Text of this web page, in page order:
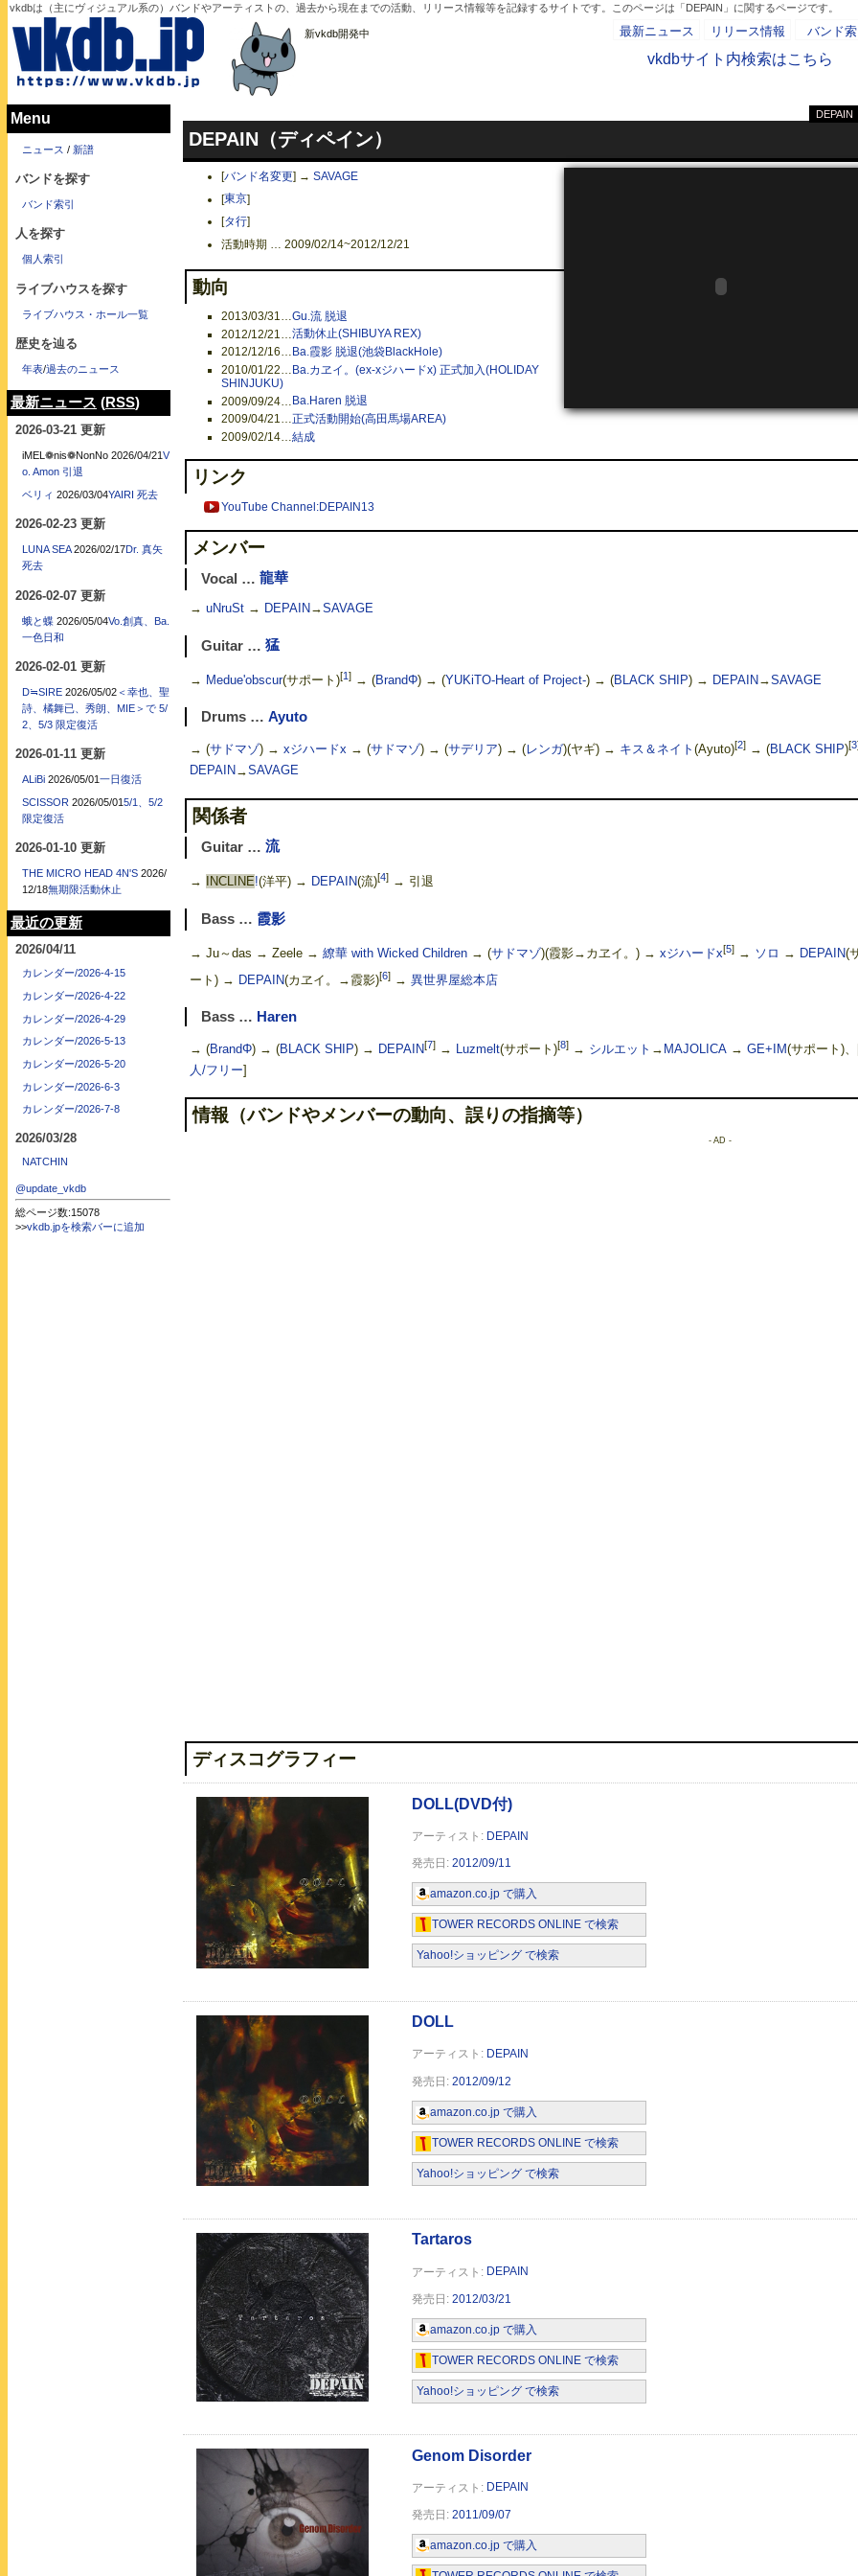
vkdbは（主にヴィジュアル系の）バンドやアーティストの、過去から現在までの活動、リリース情報等を記録するサイトです。このページは「DEPAIN」に関するページです。
新vkdb開発中 最新ニュース リリース情報 バンド索
vkdbサイト内検索はこちら
DEPAIN
DEPAIN（ディペイン）
[バンド名変更] → SAVAGE
[東京]
[タ行]
活動時期 … 2009/02/14~2012/12/21
動向
2013/03/31…Gu.流 脱退
2012/12/21
活動休止(SHIBUYA REX)
2012/12/16… Ba.霞影 脱退(池袋BlackHole)
2010/01/22… Ba.カヱイ。(ex-xジハードx) 正式加入(HOLIDAY
SHINJUKU)
2009/09/24
Ba.Haren 脱退
2009/04/21…正式活動開始(高田馬場AREA)
2009/02/14…結成
リンク
YouTube Channel:DEPAIN13
メンバー
Vocal … 龍華
→ uNruSt→ DEPAIN →SAVAGE
Guitar … 猛
→ Medue'obscur(サポート)[1]→ (BrandΦ) → (YUKiTO-Heart of Project-) → (BLACK SHIP) → DEPAIN →SAVAGE
Drums … Ayuto
→ (サドマゾ) → xジハードx → (サドマゾ) → (サデリア) → (レンガ)(ヤギ) → キス＆ネイト (Ayuto)[2]→ (BLACK SHIP)[3]
DEPAIN →SAVAGE
関係者
Guitar … 流
→ INCLINE!(洋平) → DEPAIN(流)[4]→ 引退
Bass … 霞影
→ Ju～das → Zeele → 繚華 with Wicked Children→ (サドマゾ)(霞影→カヱイ。) → xジハードx[5]→ ソロ → DEPAIN(
ート) → DEPAIN(カヱイ。→霞影)[6]→ 異世界屋総本店
Bass … Haren
→ (BrandΦ) → (BLACK SHIP) → DEPAIN[7]→ Luzmelt(サポート)[8]→ シルエット → MAJOLICA→ GE+IM(サポート)、
人/フリー]
情報（バンドやメンバーの動向、誤りの指摘等）
- AD -
ディスコグラフィー
DEPAIN
2012/09/11
amazon.co.jp で購入
TOWER RECORDS ONLINE で検索
Yahoo!ショッピング で検索
DEPAIN
2012/09/12
amazon.co.jp で購入
TOWER RECORDS ONLINE で検索
Yahoo!ショッピング で検索
DEPAIN
2012/03/21
amazon.co.jp で購入
TOWER RECORDS ONLINE で検索
Yahoo!ショッピング で検索
Genom Disorder
DEPAIN
2011/09/07
amazon.co.jp で購入
螺旋
Black Bother Barbarian
Menu
ニュース / 新譜
バンドを探す
バンド索引
人を探す
個人索引
ライブハウスを探す
ライブハウス・ホール一覧
歴史を辿る
年表/過去のニュース
最新ニュース (RSS)
2026-03-21 更新
iMEL❁nis❁NonNo 2026/04/21 V
o. Amon 引退
ベリィ 2026/03/04YAIRI 死去
2026-02-23 更新
LUNA SEA 2026/02/17Dr. 真矢
死去
2026-02-07 更新
蛾と蝶 2026/05/04Vo.創真、Ba.
一色日和
2026-02-01 更新
D≒SIRE 2026/05/02＜幸也、聖
詩、橘舞已、秀朗、MIE＞で 5/
2、5/3 限定復活
2026-01-11 更新
ALiBi 2026/05/01一日復活
SCISSOR 2026/05/015/1、5/2
限定復活
2026-01-10 更新
THE MICRO HEAD 4N'S 2026/
12/18無期限活動休止
最近の更新
2026/04/11
カレンダー/2026-4-15
カレンダー/2026-4-22
カレンダー/2026-4-29
カレンダー/2026-5-13
カレンダー/2026-5-20
カレンダー/2026-6-3
カレンダー/2026-7-8
2026/03/28
NATCHIN
@update_vkdb
総ページ数:15078
>>vkdb.jpを検索バーに追加